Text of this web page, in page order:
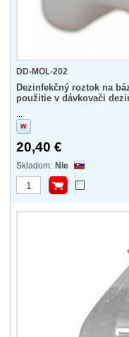
DD-MOL-202
Dezinfekčný roztok na
použitie v dávkovači
...
20,40 €
Nie